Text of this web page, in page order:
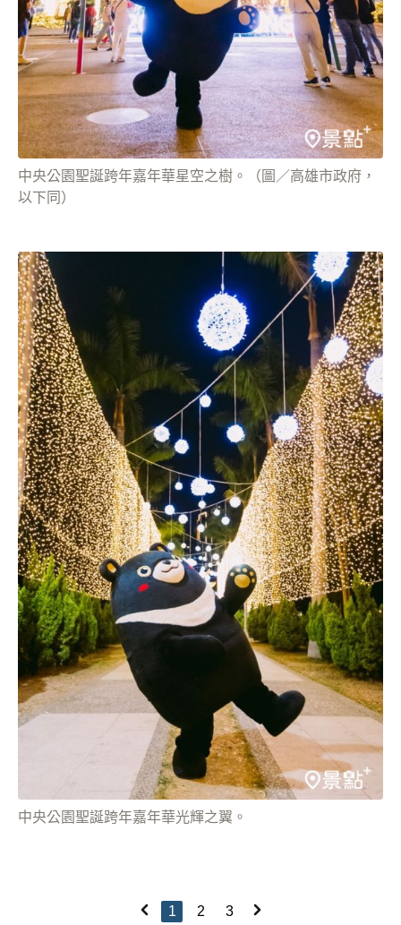
中央公園聖誕跨年嘉年華星空之樹。（圖／高雄市政府，
以下同）
中央公園聖誕跨年嘉年華光輝之翼。
1 2 3